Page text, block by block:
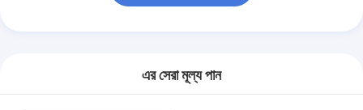
এর সেরা মূল্য পান